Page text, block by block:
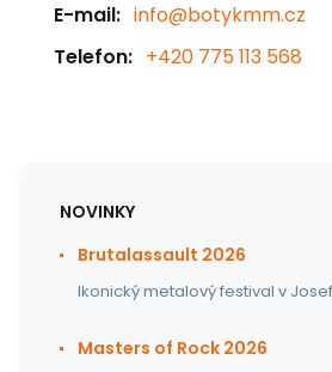
E-mail: info@botykmm.cz
Telefon: +420 775 113 568
NOVINKY
Brutalassault 2026
Ikonický metalový festival v
Masters of Rock 2026